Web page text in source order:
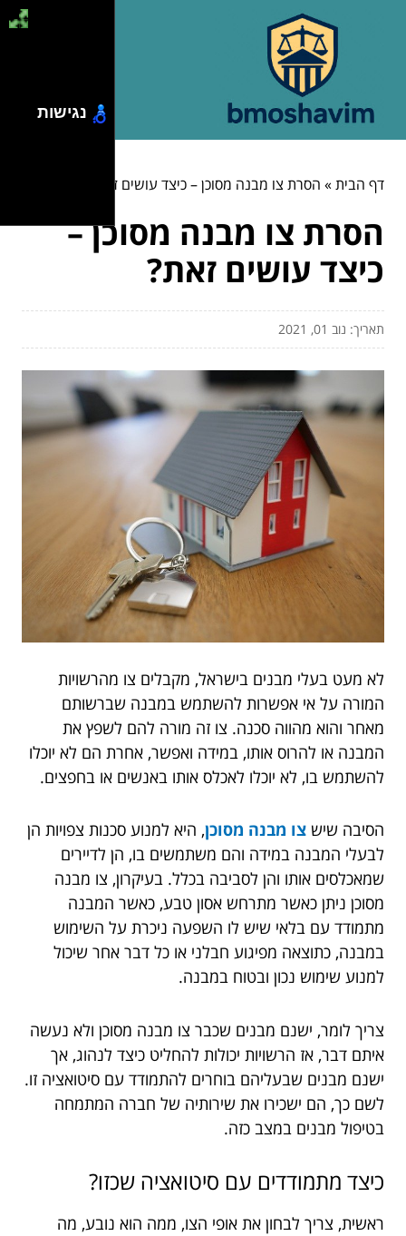
דף הבית» הסרת צו מבנה מסוכן – כיצד עושים זאת?
הסרת צו מבנה מסוכן –
כיצד עושים זאת?
תאריך: נוב 01, 2021
לא מעט בעלי מבנים בישראל, מקבלים צו מהרשויות
המורה על אי אפשרות להשתמש במבנה שברשותם
מאחר והוא מהווה סכנה. צו זה מורה להם לשפץ את
המבנה או להרוס אותו, במידה ואפשר, אחרת הם לא יוכלו
להשתמש בו, לא יוכלו לאכלס אותו באנשים או בחפצים.
הסיבה שיש צו מבנה מסוכן, היא למנוע סכנות צפויות הן
לבעלי המבנה במידה והם משתמשים בו, הן לדיירים
שמאכלסים אותו והן לסביבה בכלל. בעיקרון, צו מבנה
מסוכן ניתן כאשר מתרחש אסון טבע, כאשר המבנה
מתמודד עם בלאי שיש לו השפעה ניכרת על השימוש
במבנה, כתוצאה מפיגוע חבלני או כל דבר אחר שיכול
למנוע שימוש נכון ובטוח במבנה.
צריך לומר, ישנם מבנים שכבר צו מבנה מסוכן ולא נעשה
איתם דבר, אז הרשויות יכולות להחליט כיצד לנהוג, אך
ישנם מבנים שבעליהם בוחרים להתמודד עם סיטואציה זו.
לשם כך, הם ישכירו את שירותיה של חברה המתמחה
בטיפול מבנים במצב כזה.
כיצד מתמודדים עם סיטואציה שכזו?
ראשית, צריך לבחון את אופי הצו, ממה הוא נובע, מה
נגישות